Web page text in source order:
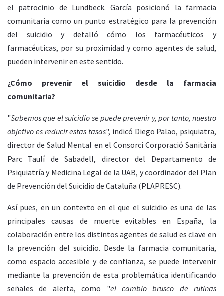
el patrocinio de Lundbeck. García posicionó la farmacia
comunitaria como un punto estratégico para la prevención
del suicidio y detalló cómo los farmacéuticos y
farmacéuticas, por su proximidad y como agentes de salud,
pueden intervenir en este sentido.
¿Cómo prevenir el suicidio desde la farmacia
comunitaria?
"Sabemos que el suicidio se puede prevenir y, por tanto, nuestro
objetivo es reducir estas tasas", indicó Diego Palao, psiquiatra,
director de Salud Mental en el Consorci Corporació Sanitària
Parc Taulí de Sabadell, director del Departamento de
Psiquiatría y Medicina Legal de la UAB, y coordinador del Plan
de Prevención del Suicidio de Cataluña (PLAPRESC).
Así pues, en un contexto en el que el suicidio es una de las
principales causas de muerte evitables en España, la
colaboración entre los distintos agentes de salud es clave en
la prevención del suicidio. Desde la farmacia comunitaria,
como espacio accesible y de confianza, se puede intervenir
mediante la prevención de esta problemática identificando
señales de alerta, como "el cambio brusco de rutinas